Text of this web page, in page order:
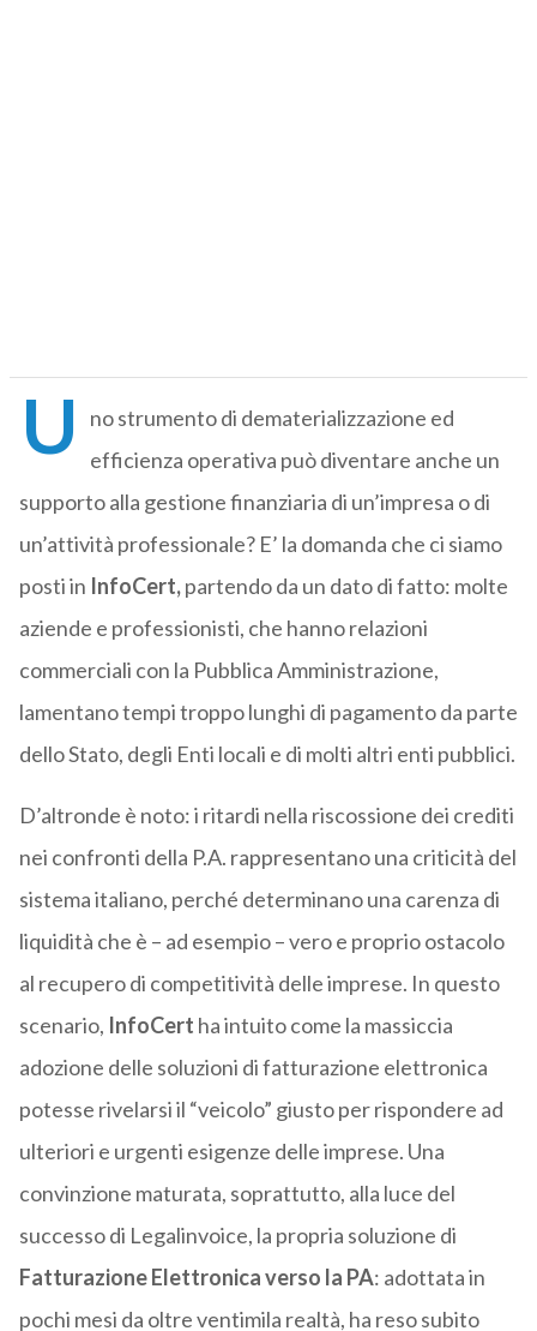
U
no strumento di dematerializzazione ed
efficienza operativa può diventare anche un
supporto alla gestione finanziaria di un’impresa o di
un’attività professionale? E’ la domanda che ci siamo
posti in InfoCert,partendo da un dato di fatto: molte
aziende e professionisti, che hanno relazioni
commerciali con la Pubblica Amministrazione,
lamentano tempi troppo lunghi di pagamento da parte
dello Stato, degli Enti locali e di molti altri enti pubblici.
D’altronde è noto: i ritardi nella riscossione dei crediti
nei confronti della P.A. rappresentano una criticità del
sistema italiano, perché determinano una carenza di
liquidità che è – ad esempio – vero e proprio ostacolo
al recupero di competitività delle imprese. In questo
scenario, InfoCert ha intuito come la massiccia
adozione delle soluzioni di fatturazione elettronica
potesse rivelarsi il “veicolo” giusto per rispondere ad
ulteriori e urgenti esigenze delle imprese. Una
convinzione maturata, soprattutto, alla luce del
successo di Legalinvoice, la propria soluzione di
Fatturazione Elettronica verso la PA: adottata in
pochi mesi da oltre ventimila realtà, ha reso subito